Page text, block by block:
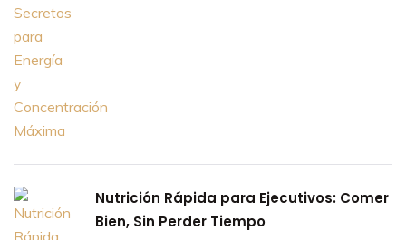
Nutrición Rápida para Ejecutivos: Comer
Bien, Sin Perder Tiempo